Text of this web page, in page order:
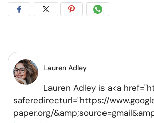
CompartirCompartirCompartirCompartir
Lauren Adley
Lauren Adley is a<a
saferedirecturl="https://
paper.org/